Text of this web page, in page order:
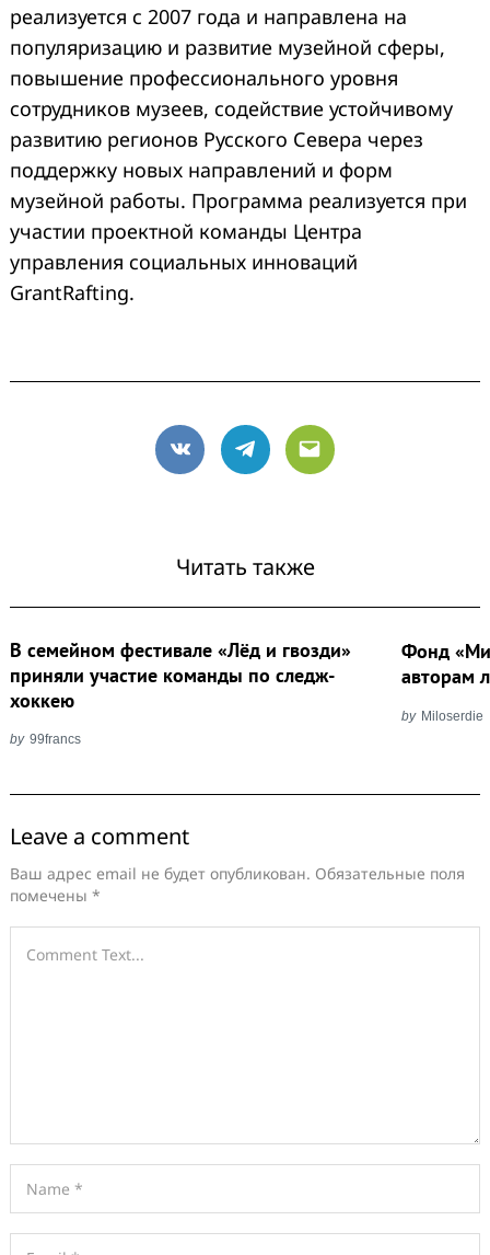
реализуется с 2007 года и направлена на
популяризацию и развитие музейной сферы,
повышение профессионального уровня
сотрудников музеев, содействие устойчивому
развитию регионов Русского Севера через
поддержку новых направлений и форм
музейной работы. Программа реализуется при
участии проектной команды Центра
управления социальных инноваций
GrantRafting.
VK Telegram
Email
Читать также
В семейном фестивале «Лёд и гвозди»
приняли участие команды по следж-
хоккею
by 99francs
Фонд
авторам
by Miloserdie
Leave a comment
Ваш адрес email не будет опубликован. Обязательные поля
помечены *